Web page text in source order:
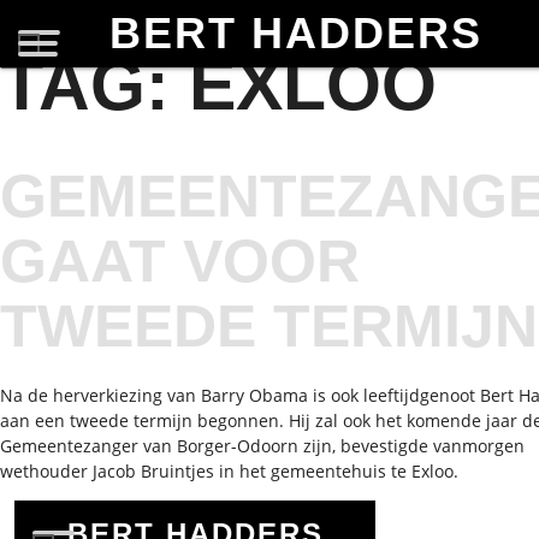
BERT HADDERS
TAG:EXLOO
GAAT VOOR
TWEEDE TERMIJN
Na de herverkiezing van Barry Obama is ook leeftijdgenoot Bert
aan een tweede termijn begonnen. Hij zal ook het komende jaar
Gemeentezanger van Borger-Odoorn zijn, bevestigde vanmorgen
wethouder Jacob Bruintjes in het gemeentehuis te Exloo.